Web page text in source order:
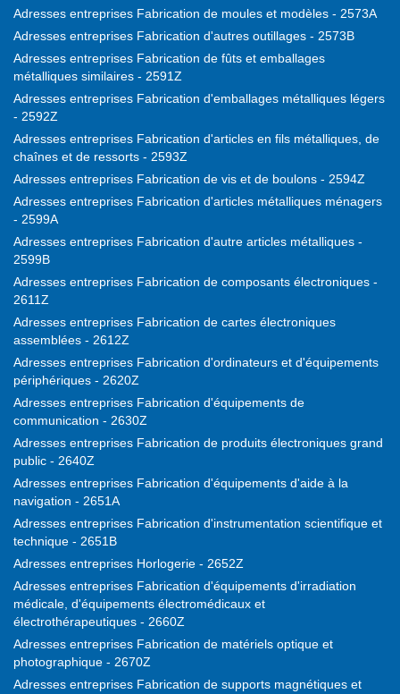
Adresses entreprises Fabrication de moules et modèles - 2573A
Adresses entreprises Fabrication d'autres outillages - 2573B
Adresses entreprises Fabrication de fûts et emballages
métalliques similaires - 2591Z
Adresses entreprises Fabrication d'emballages métalliques légers
- 2592Z
Adresses entreprises Fabrication d'articles en fils métalliques, de
chaînes et de ressorts - 2593Z
Adresses entreprises Fabrication de vis et de boulons - 2594Z
Adresses entreprises Fabrication d'articles métalliques ménagers
- 2599A
Adresses entreprises Fabrication d'autre articles métalliques -
2599B
Adresses entreprises Fabrication de composants électroniques -
2611Z
Adresses entreprises Fabrication de cartes électroniques
assemblées - 2612Z
Adresses entreprises Fabrication d'ordinateurs et d'équipements
périphériques - 2620Z
Adresses entreprises Fabrication d'équipements de
communication - 2630Z
Adresses entreprises Fabrication de produits électroniques grand
public - 2640Z
Adresses entreprises Fabrication d'équipements d'aide à la
navigation - 2651A
Adresses entreprises Fabrication d'instrumentation scientifique et
technique - 2651B
Adresses entreprises Horlogerie - 2652Z
Adresses entreprises Fabrication d'équipements d'irradiation
médicale, d'équipements électromédicaux et
électrothérapeutiques - 2660Z
Adresses entreprises Fabrication de matériels optique et
photographique - 2670Z
Adresses entreprises Fabrication de supports magnétiques et